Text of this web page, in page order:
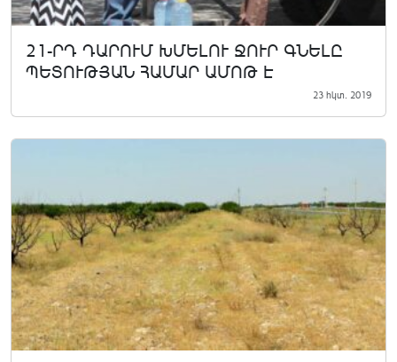
21-ՐԴ ԴԱՐՈՒՄ ԽՄԵԼՈՒ ՋՈՒՐ ԳՆԵԼԸ
ՊԵՏՈՒԹՅԱՆ ՀԱՄԱՐ ԱՄՈԹ Է
23 հկտ. 2019